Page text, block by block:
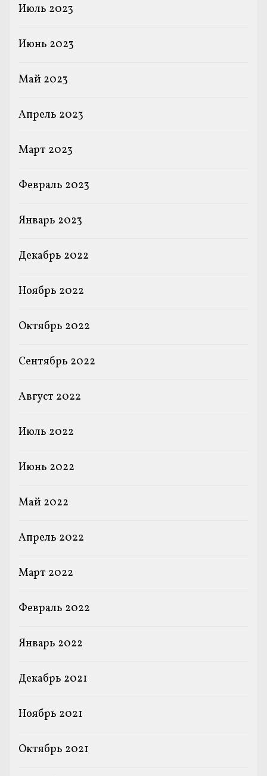
Июль 2023
Июнь 2023
Май 2023
Апрель 2023
Март 2023
Февраль 2023
Январь 2023
Декабрь 2022
Ноябрь 2022
Октябрь 2022
Сентябрь 2022
Август 2022
Июль 2022
Июнь 2022
Май 2022
Апрель 2022
Март 2022
Февраль 2022
Январь 2022
Декабрь 2021
Ноябрь 2021
Октябрь 2021